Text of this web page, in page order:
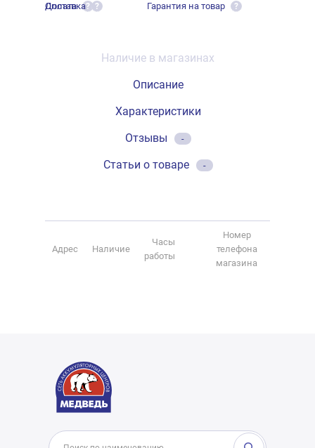
Оплата ?
Доставка ? Гарантия на товар ?
Наличие в магазинах
Описание
Характеристики
Отзывы
-
Статьи о товаре -
Адрес Наличие
Часы
работы
Номер
телефона
магазина